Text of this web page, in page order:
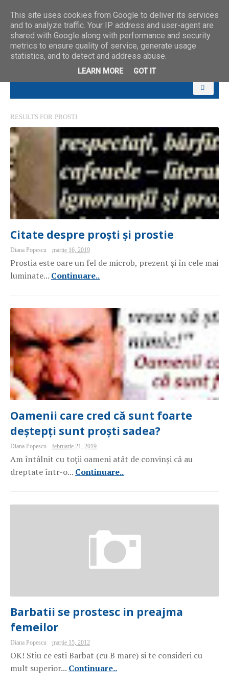
RESULTS FOR PROSTI
Citate despre proști și prostie
Diana Popescu martie 16, 2019
Prostia este oare un fel de microb, prezent și în cele mai
luminate... Continuare..
Oamenii care cred că sunt foarte
deștepți sunt proști sadea?
Diana Popescu februarie 21, 2019
Am întâlnit cu toții oameni atât de convinși că au
dreptate într-o... Continuare..
Barbatii se prostesc in preajma
femeilor
Diana Popescu martie 15, 2012
OK! Stiu ce esti Barbat (cu B mare) si te consideri cu
mult superior... Continuare..
This site uses cookies from Google to deliver its services
and to analyze traffic. Your IP address and user-agent are
shared with Google along with performance and security
metrics to ensure quality of service, generate usage
statistics, and to detect and address abuse.
LEARN MORE GOT IT